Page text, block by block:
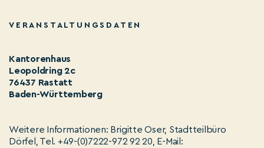
VERANSTALTUNGSDATEN
Kantorenhaus
Leopoldring 2c
76437 Rastatt
Baden-Württemberg
Weitere Informationen: Brigitte Oser, Stadtteilbüro
Dörfel, Tel. +49-(0)7222-972 92 20, E-Mail: